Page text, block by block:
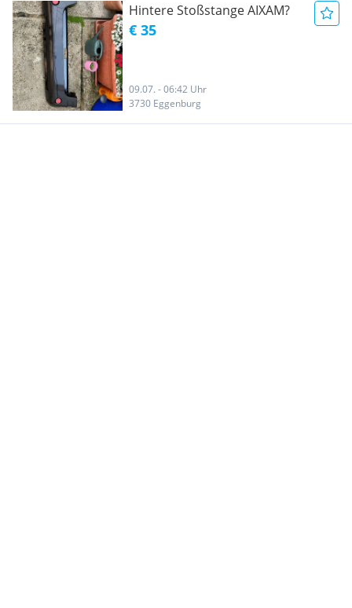
Hintere Stoßstange AIXAM?
€ 35
09.07. - 06:42 Uhr
3730 Eggenburg